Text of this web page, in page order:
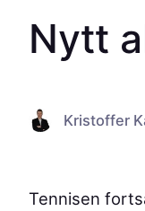
Nytt
Kristoffer
Tennisen